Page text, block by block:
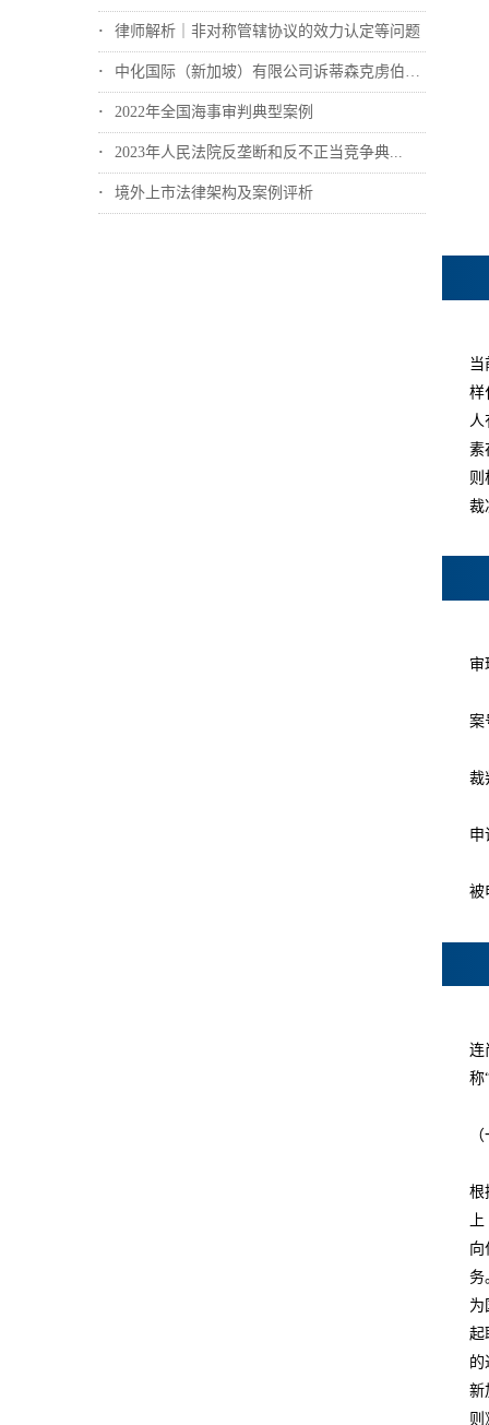
律师解析｜非对称管辖协议的效力认定等问题
中化国际（新加坡）有限公司诉蒂森克虏伯冶...
2022年全国海事审判典型案例
2023年人民法院反垄断和反不正当竞争典...
境外上市法律架构及案例评析
当
样
人
素
则
裁
审
案
裁
申
被
连
称
根
向
务
为
起
的
新
则